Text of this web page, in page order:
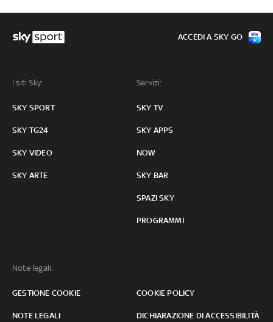
I siti Sky:
SKY SPORT
SKY TG24
SKY VIDEO
SKY ARTE
Servizi:
SKY TV
SKY APPS
NOW
SKY BAR
SPAZI SKY
PROGRAMMI
Note legali:
GESTIONE COOKIE COOKIE POLICY
NOTE LEGALI DICHIARAZIONE DI ACCESSIBILITÀ
ACCEDI A SKY GO